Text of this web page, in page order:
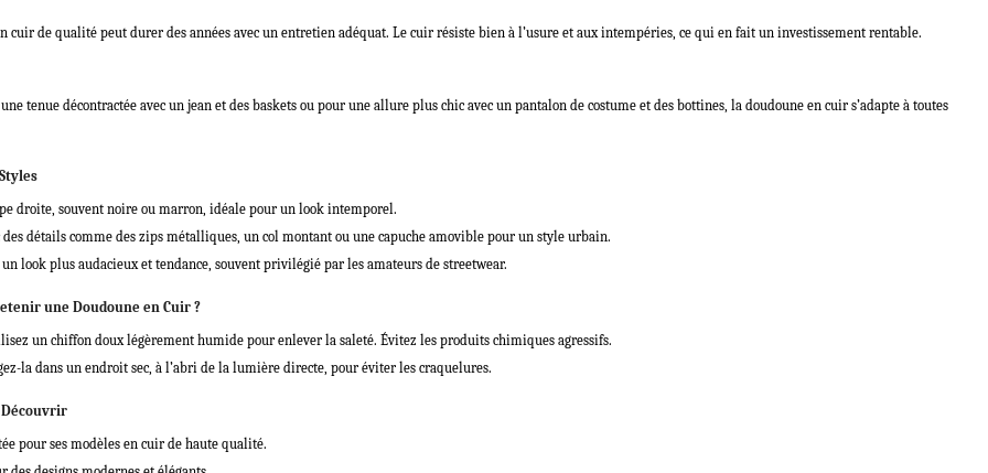
cuir de qualité peut durer des années avec un entretien adéquat. Le cuir résiste bien à l’usure et aux intempéries, ce qui en fait un investissement rentable.
tenue décontractée avec un jean et des baskets ou pour une allure plus chic avec un pantalon de costume et des bottines, la doudoune en cuir s’adapte à toutes
droite, souvent noire ou marron, idéale pour un look intemporel.
des détails comme des zips métalliques, un col montant ou une capuche amovible pour un style urbain.
look plus audacieux et tendance, souvent privilégié par les amateurs de streetwear.
une Doudoune en Cuir ?
un chiffon doux légèrement humide pour enlever la saleté. Évitez les produits chimiques agressifs.
la dans un endroit sec, à l’abri de la lumière directe, pour éviter les craquelures.
Découvrir
pour ses modèles en cuir de haute qualité.